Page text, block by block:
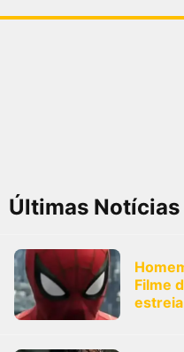
Últimas Notícias
Filme